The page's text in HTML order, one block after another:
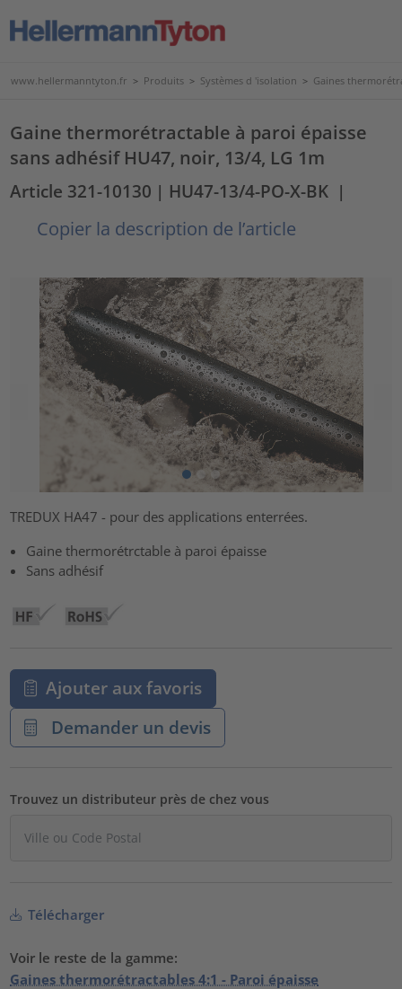
www.hellermanntyton.fr > Produits > Systèmes d 'isolation > Gaines
Gaine thermorétractable à paroi épaisse
sans adhésif HU47, noir, 13/4, LG 1m
Article 321-10130 | HU47-13/4-PO-X-BK |
Copier la description de l’article
TREDUX HA47 - pour des applications enterrées.
Gaine thermorétrctable à paroi épaisse
Sans adhésif
Ajouter aux favoris
Demander un devis
Trouvez un distributeur près de chez vous
Télécharger
Voir le reste de la gamme:
Gaines thermorétractables 4:1 - Paroi épaisse